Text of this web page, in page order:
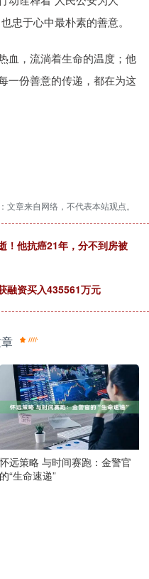
忠于心中最朴素的善意。
血，流淌着生命的温度；他
一份善意的传递，都在为这
文章来自网络，不代表本站观点。
！他抗癌21年，分不到房被
融资买入435561万元
怀远策略 与时间赛跑：金警官
的“生命速递”